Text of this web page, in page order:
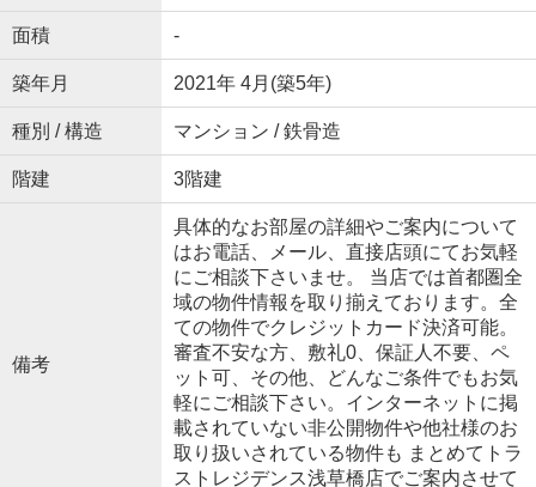
面積 -
築年月 2021年 4月(築5年)
種別 / 構造 マンション / 鉄骨造
階建 3階建
備考
具体的なお部屋の詳細やご案内について
はお電話、メール、直接店頭にてお気軽
にご相談下さいませ。 当店では首都圏全
域の物件情報を取り揃えております。全
ての物件でクレジットカード決済可能。
審査不安な方、敷礼0、保証人不要、ペ
ット可、その他、どんなご条件でもお気
軽にご相談下さい。インターネットに掲
載されていない非公開物件や他社様のお
取り扱いされている物件も まとめてトラ
ストレジデンス浅草橋店でご案内させて